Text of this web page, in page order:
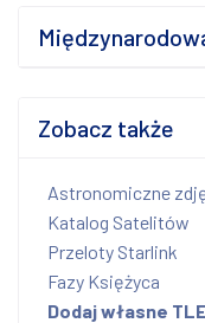
Zobacz także
Astronomiczne
Katalog Satelitów
Przeloty Starlink
Fazy Księżyca
Dodaj własne TLE